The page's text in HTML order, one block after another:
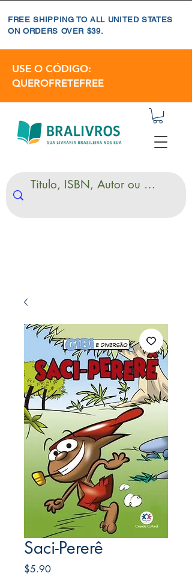
FREE SHIPPING TO ALL UNITED STATES
ON ORDERS OVER $39.
USE O CÓDIGO:
QUEROFRETEFREE
Saci-Pererê
$5.90Price